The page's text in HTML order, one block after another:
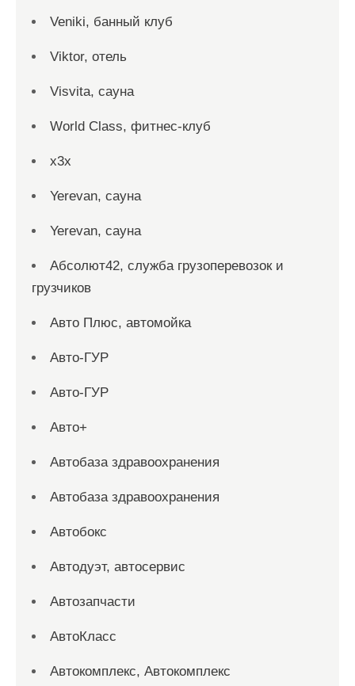
Veniki, банный клуб
Viktor, отель
Visvita, сауна
World Class, фитнес-клуб
x3x
Yerevan, сауна
Yerevan, сауна
Абсолют42, служба грузоперевозок и
грузчиков
Авто Плюс, автомойка
Авто-ГУР
Авто-ГУР
Авто+
Автобаза здравоохранения
Автобаза здравоохранения
Автобокс
Автодуэт, автосервис
Автозапчасти
АвтоКласс
Автокомплекс, Автокомплекс